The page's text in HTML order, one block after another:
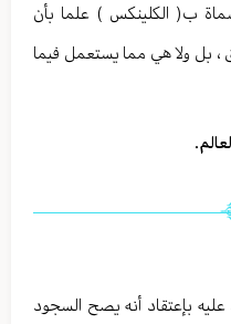
ب( الكلينكس ) علما بأن
، بل ولا هي مما يستعمل فيما
بإعتقاد أنه يصح السجود